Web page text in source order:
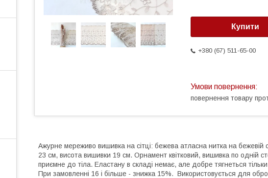
Купити
+380 (67) 511-65-00
повернення товару
Ажурне мереживо вишивка на сітці: бежева атласна нитка на бежевій
23 см, висота вишивки 19 см. Орнамент квітковий, вишивка по одній
приємне до тіла. Еластану в складі немає, але добре тягнеться
При замовленні 16 і більше - знижка 15%. Використовується для